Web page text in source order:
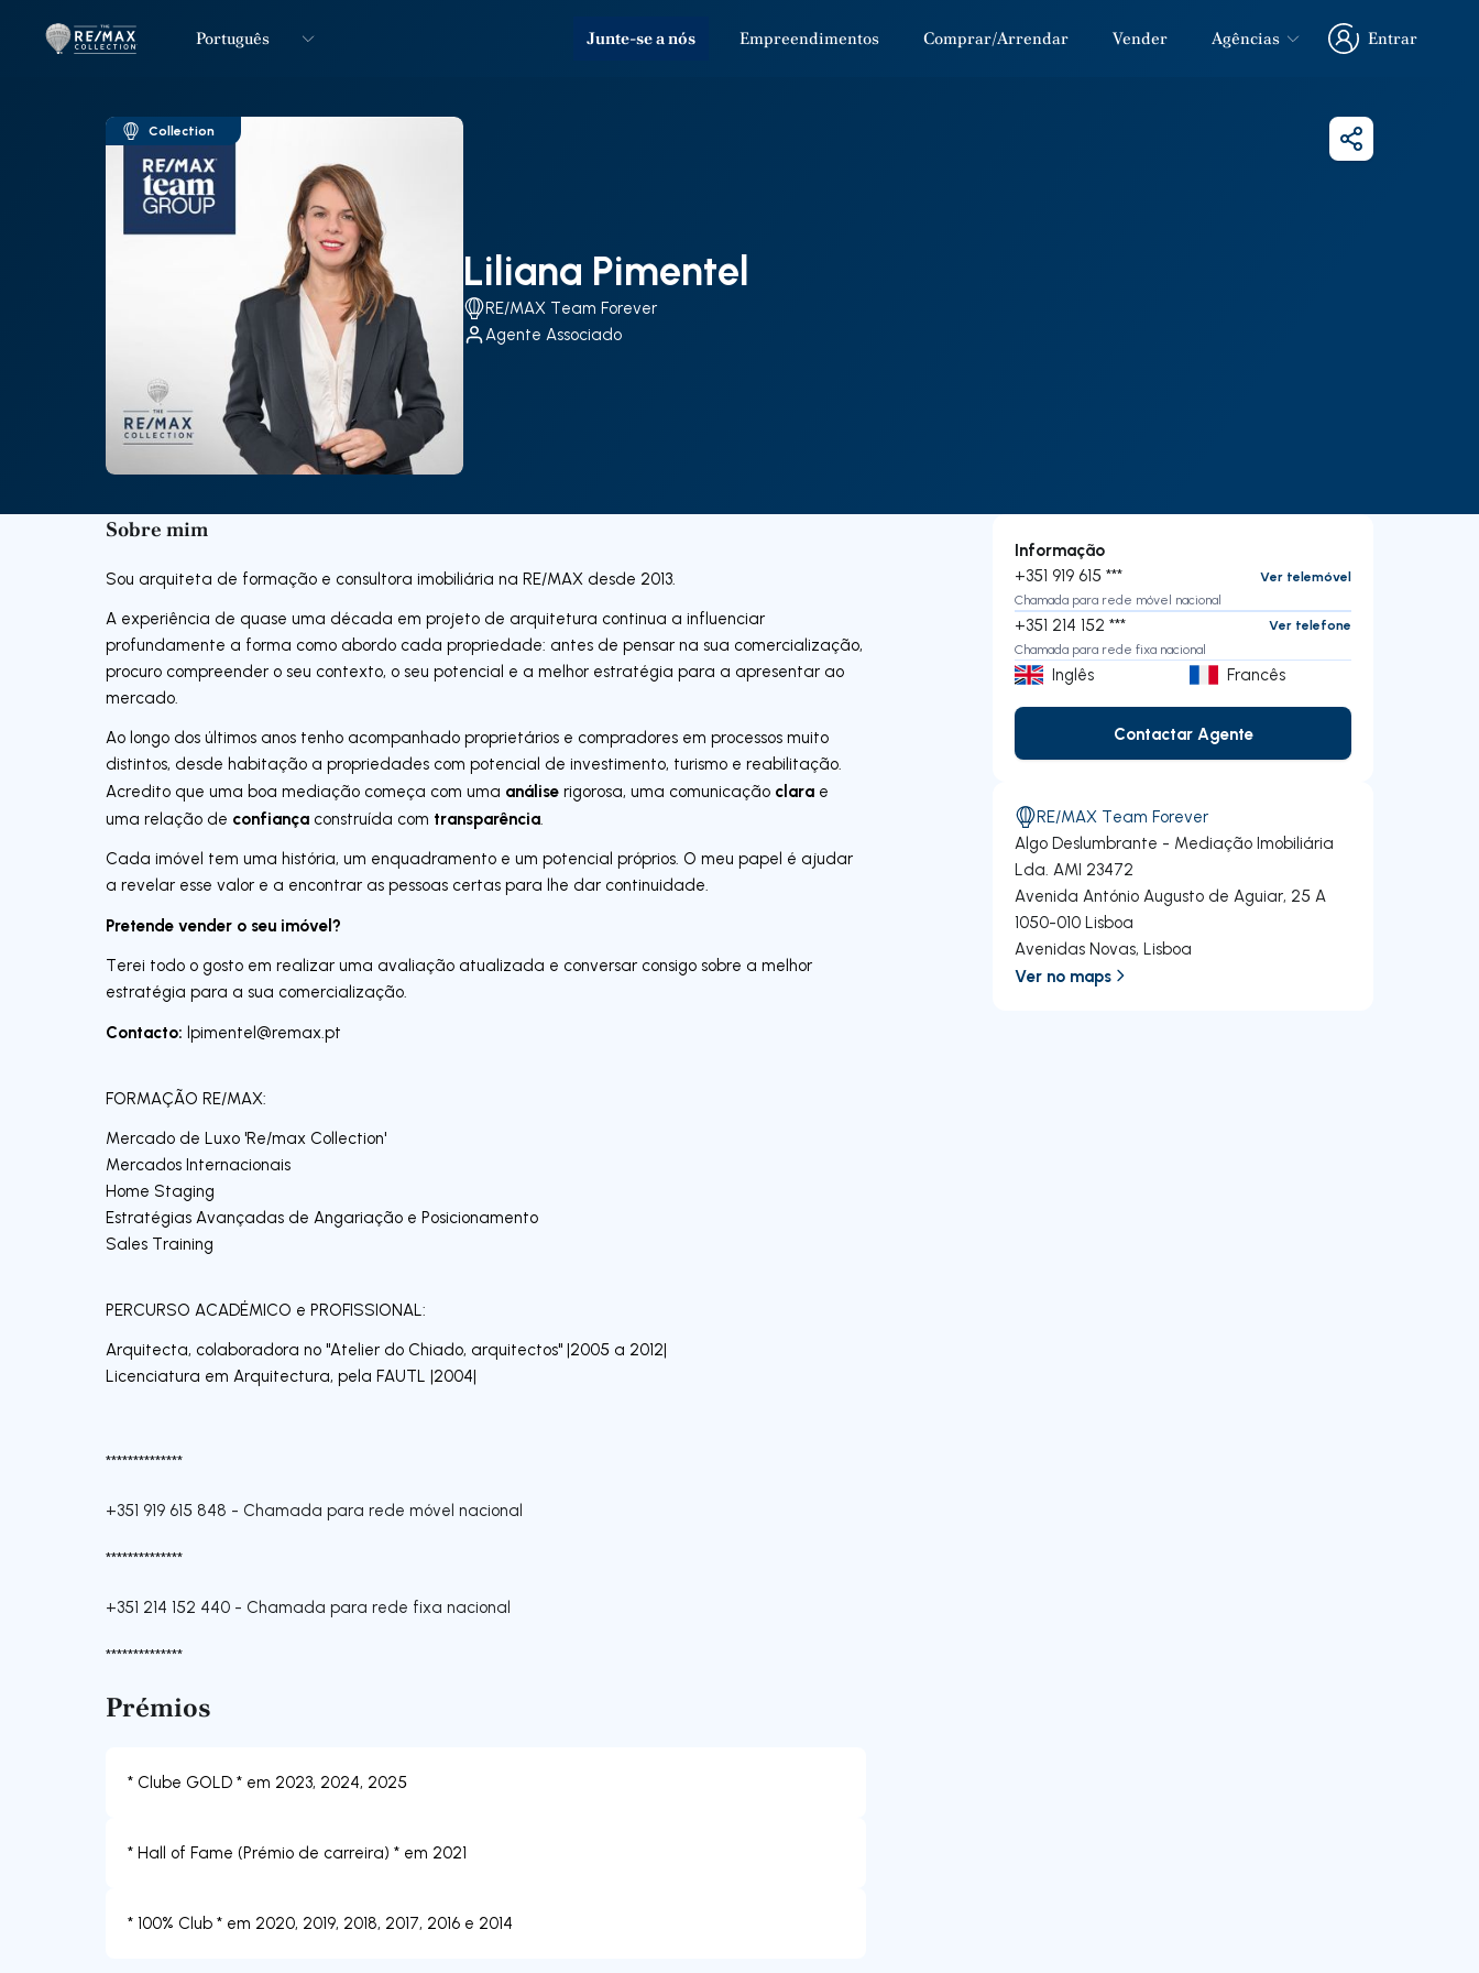
LogoIr para página inicial
Português Junte-se a nós Empreendimentos Comprar/Arrendar Vender Agências
Entrar
Entrar
Collection
Liliana Pimentel
RE/MAX Team Forever
Agente Associado
Partilhar
Sobre mim
Sou arquiteta de formação e consultora imobiliária na RE/MAX desde 2013.
A experiência de quase uma década em projeto de arquitetura continua a influenciar
profundamente a forma como abordo cada propriedade: antes de pensar na sua comercialização,
procuro compreender o seu contexto, o seu potencial e a melhor estratégia para a apresentar ao
mercado.
Ao longo dos últimos anos tenho acompanhado proprietários e compradores em processos muito
distintos, desde habitação a propriedades com potencial de investimento, turismo e reabilitação.
Acredito que uma boa mediação começa com uma análise rigorosa, uma comunicação clara e
uma relação de confiança construída com transparência.
Cada imóvel tem uma história, um enquadramento e um potencial próprios. O meu papel é ajudar
a revelar esse valor e a encontrar as pessoas certas para lhe dar continuidade.
Pretende vender o seu imóvel?
Terei todo o gosto em realizar uma avaliação atualizada e conversar consigo sobre a melhor
estratégia para a sua comercialização.
Contacto: lpimentel@remax.pt
FORMAÇÃO RE/MAX:
Mercado de Luxo 'Re/max Collection'
Mercados Internacionais
Home Staging
Estratégias Avançadas de Angariação e Posicionamento
Sales Training
PERCURSO ACADÉMICO e PROFISSIONAL:
Arquitecta, colaboradora no "Atelier do Chiado, arquitectos" |2005 a 2012|
Licenciatura em Arquitectura, pela FAUTL |2004|
**************
+351 919 615 848 - Chamada para rede móvel nacional
**************
+351 214 152 440 - Chamada para rede fixa nacional
**************
Prémios
* Clube GOLD * em 2023, 2024, 2025
* Hall of Fame (Prémio de carreira) * em 2021
Informação
+351 919 615 ***
Ver telemóvel
Chamada para rede móvel nacional
+351 214 152 ***
Ver telefone
Chamada para rede fixa nacional
Inglês Francês
Contactar Agente
Contactar Agente
RE/MAX Team Forever
Algo Deslumbrante - Mediação Imobiliária
Lda. AMI 23472
Avenida António Augusto de Aguiar, 25 A
1050-010 Lisboa
Avenidas Novas,Lisboa
Ver no maps